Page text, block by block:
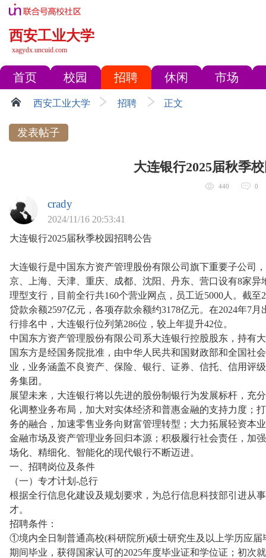
西安工业大学
xagydx.uncuid.com
首页 校园 招聘 休闲 市场
西安工业大学 招聘 正文
发表帖子
大连银行2025届秋季
440 0
crady
2024/11/16 20:53:41
大连银行2025届秋季校园招聘公告
大连银行是中国东方资产管理股份有限公司旗下重要子公司
京、上海、天津、重庆、成都、沈阳、丹东、营口设有8家
理型支行，目前全行共160个营业网点，员工近5000人。截
贷款余额2597亿元，各项存款余额约3178亿元。在2024年7
行排名中，大连银行位列第286位，较上年提升42位。
中国东方资产管理股份有限公司系大连银行控股股东，持有
国东方是经国务院批准，由中华人民共和国财政部和全国社
业，业务涵盖不良资产、保险、银行、证券、信托、信用评
务集团。
展望未来，大连银行将以先进的股份制银行为发展标杆，充
化调整业务布局，加大对实体经济和普惠金融的支持力度；
务的融合，加速零售业务向财富管理转型；大力拓展轻资本
金融市场及资产管理业务回归本源；积极履行社会责任，加
场化、精细化、智能化的现代银行不断迈进。
一、招聘岗位及条件
（一）专才计划-总行
根据全行信息化建设及规划要求，为总行信息科技部引进从
才。
招聘条件：
①境内全日制普通高校(科研院所)硕士研究生及以上学历应届
期间毕业，获得国家认可的2025年度毕业证和学位证；初次